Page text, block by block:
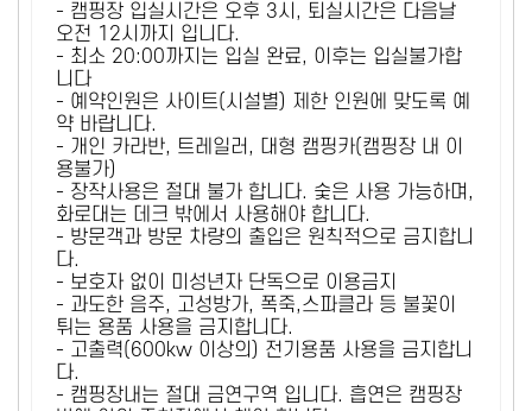
- 캠핑장 입실시간은 오후 3시, 퇴실시간은 다음날
오전 12시까지 입니다.
- 최소 20:00까지는 입실 완료, 이후는 입실불가합
니다
- 예약인원은 사이트(시설별) 제한 인원에 맞도록 예
약 바랍니다.
- 개인 카라반, 트레일러, 대형 캠핑카(캠핑장 내 이
용불가)
- 장작사용은 절대 불가 합니다. 숯은 사용 가능하며,
화로대는 데크 밖에서 사용해야 합니다.
- 방문객과 방문 차량의 출입은 원칙적으로 금지합니
다.
- 보호자 없이 미성년자 단독으로 이용금지
- 과도한 음주, 고성방가, 폭죽,스파클라 등 불꽃이
튀는 용품 사용을 금지합니다.
- 고출력(600kw 이상의) 전기용품 사용을 금지합니
다.
- 캠핑장내는 절대 금연구역 입니다. 흡연은 캠핑장